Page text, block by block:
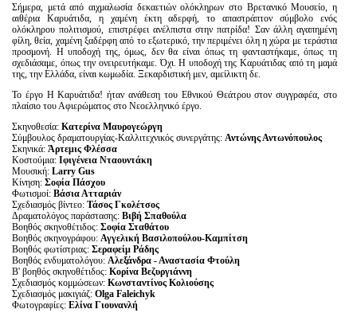
Σήμερα, μετά από αιχμαλωσία δεκαετιών ολόκληρων στο Βρετανικό Μουσείο, η
αιθέρια Καρυάτιδα, η χαμένη έκτη αδερφή, το απαστράπτον σύμβολο ενός
ολόκληρου πολιτισμού, επιστρέφει ανέλπιστα στην πατρίδα! Σαν άλλη αγαπημένη
φίλη, θεία, χαμένη ξαδέρφη από το εξωτερικό, την περιμένει όλη η χώρα με τεράστια
προσμονή. Η υποδοχή της, όμως, δεν θα είναι όπως τη φανταστήκαμε, όπως τη
σχεδιάσαμε, όπως την ονειρευτήκαμε. Όχι. Η υποδοχή της Καρυάτιδας από τη μαμά
της, την Ελλάδα, είναι κωμωδία. Ξεκαρδιστική μεν, αμείλικτη δε.
Το έργο Η Καρυάτιδα! ήταν ανάθεση του Εθνικού Θεάτρου στον συγγραφέα, στο
πλαίσιο του Αφιερώματος στο Νεοελληνικό έργο.
Σκηνοθεσία: Κατερίνα Μαυρογεώργη
Σύμβουλος δραματουργίας-Καλλιτεχνικός συνεργάτης: Αντώνης Αντωνόπουλος
Σκηνικά: Άρτεμις Φλέσσα
Κοστούμια: Ιφιγένεια Νταουντάκη
Μουσική: Larry Gus
Κίνηση: Σοφία Πάσχου
Φωτισμοί: Βάσια Ατταριάν
Σχεδιασμός βίντεο: Τάσος Γκολέτσος
Δραματολόγος παράστασης: Βιβή Σπαθούλα
Βοηθός σκηνοθέτιδος: Σοφία Σταθάτου
Βοηθός σκηνογράφου: Αγγελική Βασιλοπούλου-Καμπίτση
Βοηθός φωτίστριας: Σεραφείμ Ράδης
Βοηθός ενδυματολόγου: Αλεξάνδρα - Αναστασία Φτούλη
Β' βοηθός σκηνοθέτιδος: Κορίνα Βεζυργιάννη
Σχεδιασμός κομμώσεων: Κωνσταντίνος Κολιούσης
Σχεδιασμός μακιγιάζ: Olga Faleichyk
Φωτογραφίες: Ελίνα Γιουνανλή